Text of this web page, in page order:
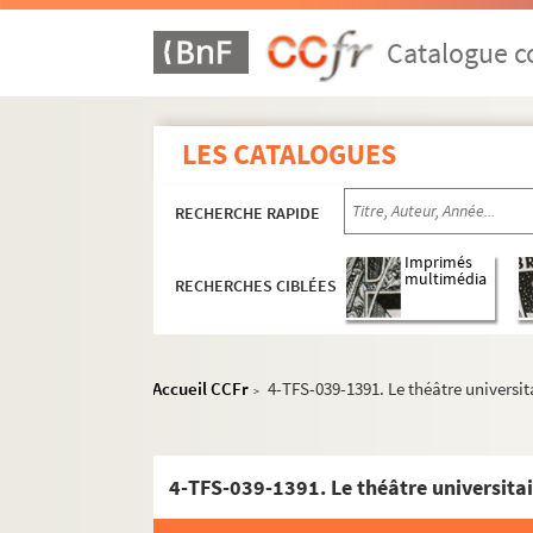
Catalogue
LES CATALOGUES
RECHERCHE RAPIDE
RECHERCHES CIBLÉES
Imprimés
multimédia
Accueil CCFr > 4-TFS-039-1391. Le théâtre
4-TFS-039-1391. Le théâtre
Acteur
Metteur en scène
Directeur de théâtre, de festivals, de
Louis Jouvet
Etudes sur le théâtre
4-TFS-039-1071. Bruno Boëglin